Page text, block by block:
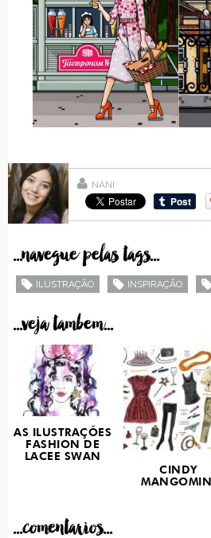
NANI
...navegue pelas tags...
ILUSTRAÇÃO INSPIRAÇÃO
...veja tambem...
AS ILUSTRAÇÕES
FASHION DE
LACEE SWAN
CINDY
MANGOMINI
...comentarios...